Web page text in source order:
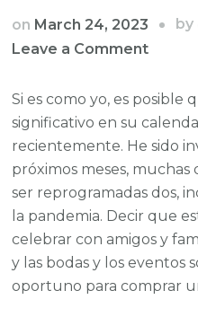
on March 24, 2023 by
Leave a Commenton
del
las
bolsas
de
noche
que
en
Si es como yo, es
significativo en su
recientemente. He sido
próximos meses,
ser reprogramadas dos,
la pandemia. Decir que
celebrar con amigos y
y las bodas y los eventos
oportuno para comprar